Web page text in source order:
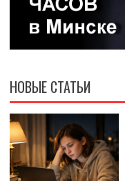
НОВЫЕ СТАТЬИ